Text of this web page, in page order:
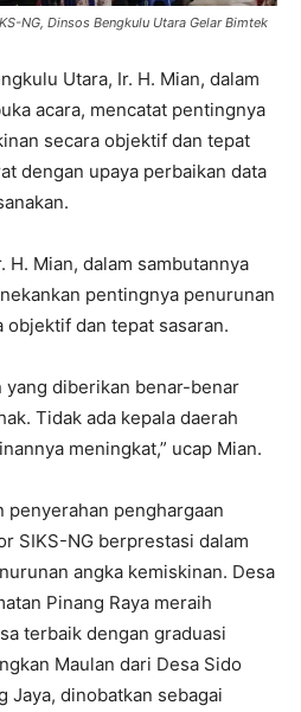
NG, Dinsos Bengkulu Utara Gelar Bimtek
Utara, Ir. H. Mian, dalam
acara, mencatat pentingnya
secara objektif dan tepat
dengan upaya perbaikan data
H. Mian, dalam sambutannya
pentingnya penurunan
objektif dan tepat sasaran.
yang diberikan benar-benar
Tidak ada kepala daerah
meningkat,” ucap Mian.
penyerahan penghargaan
SIKS-NG berprestasi dalam
angka kemiskinan. Desa
Pinang Raya meraih
terbaik dengan graduasi
Maulan dari Desa Sido
Jaya, dinobatkan sebagai